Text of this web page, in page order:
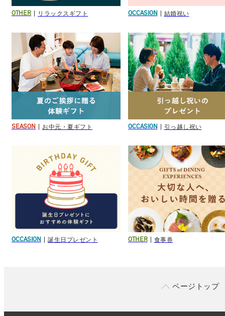
OTHER リラックスギフト OCCASION 結婚祝い
SEASON お中元・夏ギフト OCCASION 引っ越し祝い
OCCASION 誕生日プレゼント OTHER 食事券
ページトップ